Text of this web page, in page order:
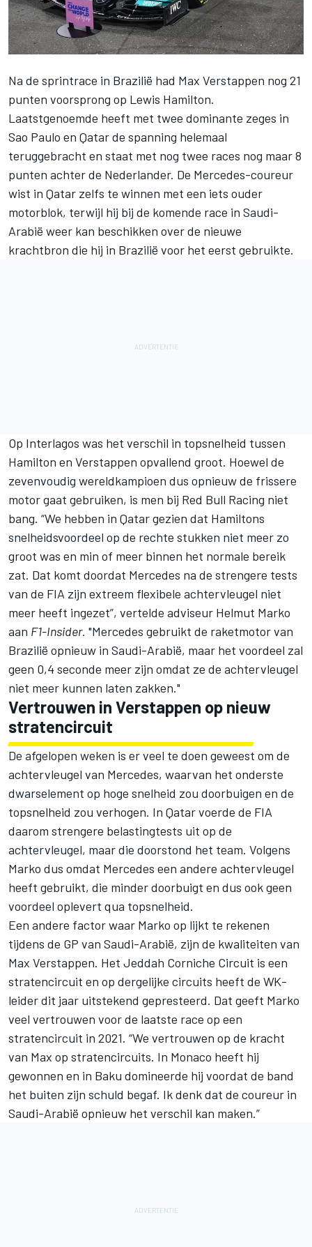
Na de sprintrace in Brazilië had Max Verstappen nog 21
punten voorsprong op Lewis Hamilton.
Laatstgenoemde heeft met twee dominante zeges in
Sao Paulo en Qatar de spanning helemaal
teruggebracht en staat met nog twee races nog maar 8
punten achter de Nederlander. De Mercedes-coureur
wist in Qatar zelfs te winnen met een iets ouder
motorblok, terwijl hij bij de komende race in Saudi-
Arabië weer kan beschikken over de nieuwe
krachtbron die hij in Brazilië voor het eerst gebruikte.
Op Interlagos was het verschil in topsnelheid tussen
Hamilton en Verstappen opvallend groot. Hoewel de
zevenvoudig wereldkampioen dus opnieuw de frissere
motor gaat gebruiken, is men bij Red Bull Racing niet
bang. “We hebben in Qatar gezien dat Hamiltons
snelheidsvoordeel op de rechte stukken niet meer zo
groot was en min of meer binnen het normale bereik
zat. Dat komt doordat Mercedes na de strengere tests
van de FIA zijn extreem flexibele achtervleugel niet
meer heeft ingezet”, vertelde adviseur Helmut Marko
aan F1-Insider. "Mercedes gebruikt de raketmotor van
Brazilië opnieuw in Saudi-Arabië, maar het voordeel zal
geen 0,4 seconde meer zijn omdat ze de achtervleugel
niet meer kunnen laten zakken."
Vertrouwen in Verstappen op nieuw
stratencircuit
De afgelopen weken is er veel te doen geweest om de
achtervleugel van Mercedes, waarvan het onderste
dwarselement op hoge snelheid zou doorbuigen en de
topsnelheid zou verhogen. In Qatar voerde de FIA
daarom strengere belastingtests uit op de
achtervleugel, maar die doorstond het team. Volgens
Marko dus omdat Mercedes een andere achtervleugel
heeft gebruikt, die minder doorbuigt en dus ook geen
voordeel oplevert qua topsnelheid.
Een andere factor waar Marko op lijkt te rekenen
tijdens de GP van Saudi-Arabië, zijn de kwaliteiten van
Max Verstappen. Het Jeddah Corniche Circuit is een
stratencircuit en op dergelijke circuits heeft de WK-
leider dit jaar uitstekend gepresteerd. Dat geeft Marko
veel vertrouwen voor de laatste race op een
stratencircuit in 2021. “We vertrouwen op de kracht
van Max op stratencircuits. In Monaco heeft hij
gewonnen en in Baku domineerde hij voordat de band
het buiten zijn schuld begaf. Ik denk dat de coureur in
Saudi-Arabië opnieuw het verschil kan maken.”